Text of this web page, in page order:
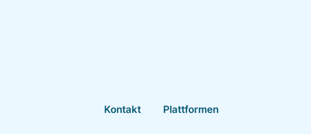
Kontakt Plattformen